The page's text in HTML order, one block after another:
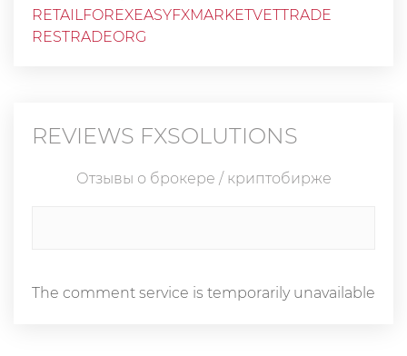
RETAILFOREXEASYFXMARKETVETTRADE
RESTRADEORG
REVIEWS FXSOLUTIONS
Отзывы о брокере / криптобирже
The comment service is temporarily unavailable